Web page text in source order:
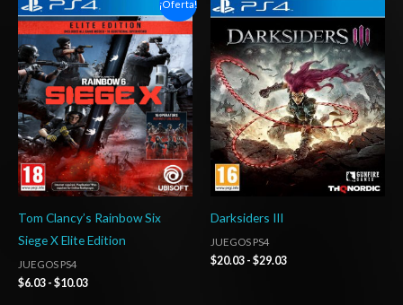
¡Oferta!
Tom Clancy’s Rainbow Six
Siege X Elite Edition
JUEGOS PS4
$6.03 - $10.03
de
precios:
desde
$6.03
hasta
$10.03
Darksiders III
JUEGOS PS4
$20.03 - $29.03
de
precios:
desde
$20.03
hasta
$29.03